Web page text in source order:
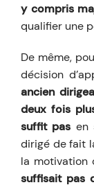
y compris
qualifier une
De même,
décision
ancien
deux fois
suffit pas en
dirigé de fait
la motivation
suffisait pas